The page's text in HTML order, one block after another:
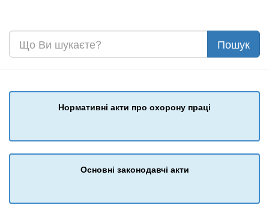
Нормативні акти про охорону праці
Основні законодавчі акти